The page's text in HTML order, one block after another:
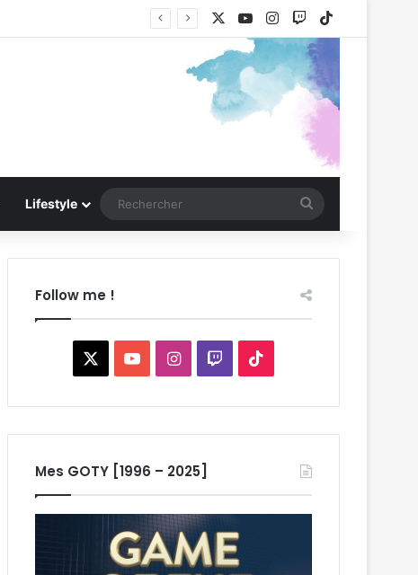
YouTubeInstagram
Twitch
Lifestyle
Follow me !
YouTubeInstagram
Twitch
Mes GOTY [1996 – 2025]